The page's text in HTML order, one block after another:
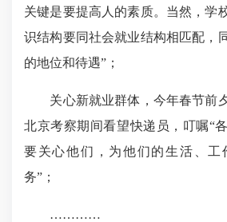
关键是要提高人的素质。当然，学
识结构要同社会就业结构相匹配，
的地位和待遇”；
关心新就业群体，今年春节前
北京考察期间看望快递员，叮嘱“
要关心他们，为他们的生活、工
务”；
…………